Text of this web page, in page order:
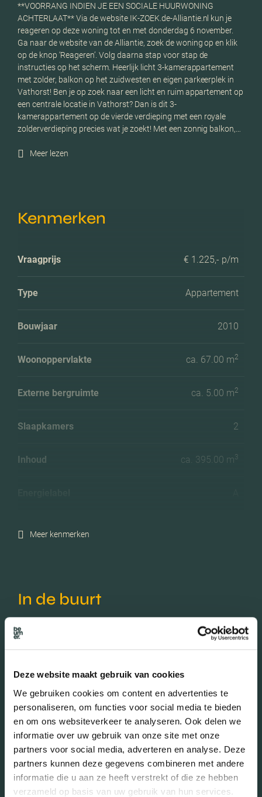
Deze website maakt gebruik van cookies
We gebruiken cookies om content en advertenties te
personaliseren, om functies voor social media te bieden
en om ons websiteverkeer te analyseren. Ook delen we
informatie over uw gebruik van onze site met onze
partners voor social media, adverteren en analyse. Deze
partners kunnen deze gegevens combineren met andere
informatie die u aan ze heeft verstrekt of die ze hebben
verzameld op basis van uw gebruik van hun services.
**VOORRANG INDIEN JE EEN SOCIALE HUURWONING
ACHTERLAAT** Via de website IK-ZOEK.de-Alliantie.nl kun je
reageren op deze woning tot en met donderdag 6 november.
Ga naar de website van de Alliantie, zoek de woning op en klik
op de knop ‘Reageren’. Volg daarna stap voor stap de
instructies op het scherm. Heerlijk licht 3-kamerappartement
met zolder, balkon op het zuidwesten en eigen parkeerplek in
Vathorst! Ben je op zoek naar een licht en ruim appartement op
een centrale locatie in Vathorst? Dan is dit 3-
kamerappartement op de vierde verdieping met een royale
zolderverdieping precies wat je zoekt! Met een zonnig balkon,…
Meer lezen
Kenmerken
Vraagprijs € 1.225,- p/m
Type Appartement
Bouwjaar 2010
Woonoppervlakte ca. 67.00 m2
Externe bergruimte ca. 5.00 m2
Slaapkamers 2
Inhoud ca. 395.00 m3
Meer kenmerken
In de buurt
Stadhuis Luchthaven
Metrostation Musea
Parken Parkeerplaats
Restaurant Scholen